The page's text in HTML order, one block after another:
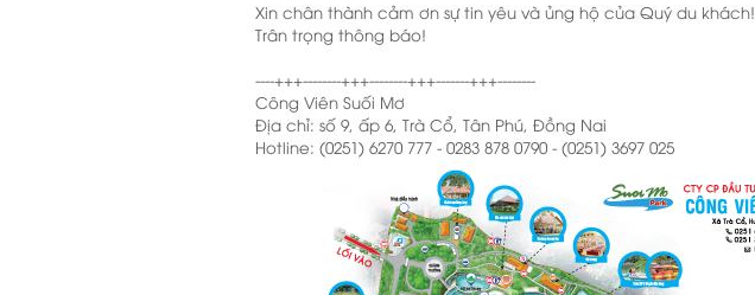
Xin chân thành cảm ơn sự tin yêu và ủng hộ của Quý du khách!
Trân trọng thông báo!
----+++--------+++--------+++-------+++--------
Công Viên Suối Mơ
Địa chỉ: số 9, ấp 6, Trà Cổ, Tân Phú, Đồng Nai
Hotline: (0251) 6270 777 - 0283 878 0790 - (0251) 3697 025